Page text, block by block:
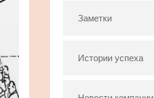
Заметки
Истории успеха